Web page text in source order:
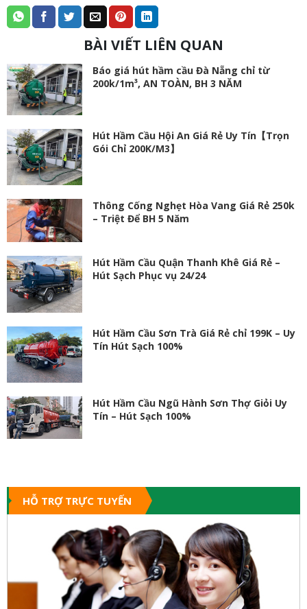
BÀI VIẾT LIÊN QUAN
Báo giá hút hầm cầu Đà Nẵng chỉ từ
200k/1m³, AN TOÀN, BH 3 NĂM
Hút Hầm Cầu Hội An Giá Rẻ Uy Tín【Trọn
Gói Chỉ 200K/M3】
Thông Cống Nghẹt Hòa Vang Giá Rẻ 250k
– Triệt Để BH 5 Năm
Hút Hầm Cầu Quận Thanh Khê Giá Rẻ –
Hút Sạch Phục vụ 24/24
Hút Hầm Cầu Sơn Trà Giá Rẻ chỉ 199K – Uy
Tín Hút Sạch 100%
Hút Hầm Cầu Ngũ Hành Sơn Thợ Giỏi Uy
Tín – Hút Sạch 100%
HỖ TRỢ TRỰC TUYẾN